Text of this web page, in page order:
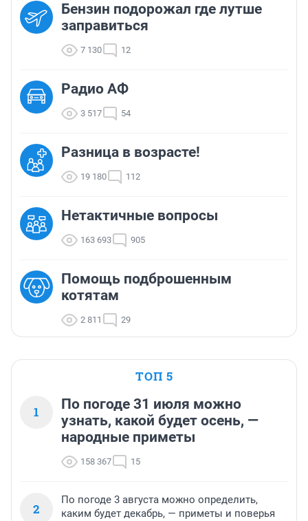
Бензин подорожал где лутше
заправиться
7 130 12
Радио АФ
3 517 54
Разница в возрасте!
19 180 112
Нетактичные вопросы
163 693 905
Помощь подброшенным
котятам
2 811 29
ТОП 5
1
По погоде 31 июля можно
узнать, какой будет осень, —
народные приметы
158 367 15
2
По погоде 3 августа можно определить,
каким будет декабрь, — приметы и поверья